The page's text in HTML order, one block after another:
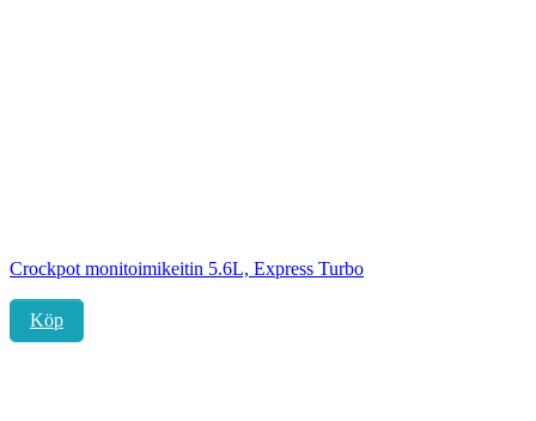
Crockpot monitoimikeitin 5.6L, Express Turbo
Köp